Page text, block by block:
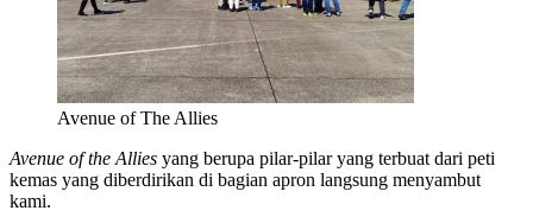
Avenue of The Allies
Avenue of the Allies yang berupa pilar-pilar yang terbuat dari peti
kemas yang diberdirikan di bagian apron langsung menyambut
kami.